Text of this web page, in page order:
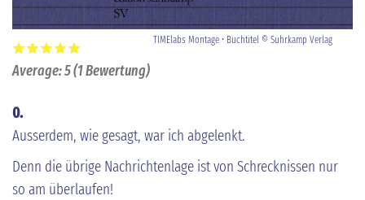
TIMElabs Montage • Buchtitel © Suhrkamp Verlag
Average:5(1Bewertung)
0.
Ausserdem, wie gesagt, war ich abgelenkt.
Denn die übrige Nachrichtenlage ist von Schrecknissen nur
so am überlaufen!